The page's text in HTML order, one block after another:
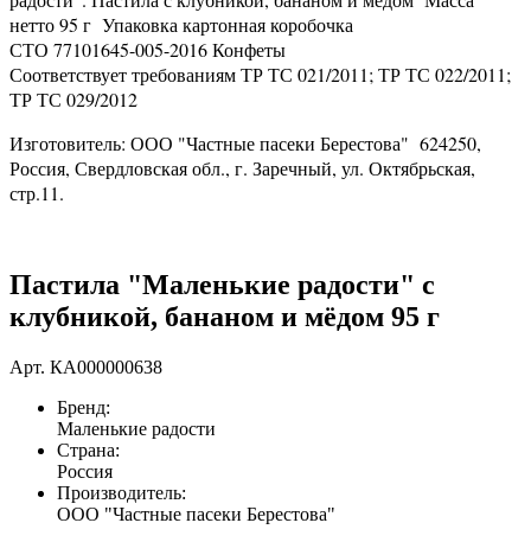
нетто 95 г Упаковка картонная коробочка
СТО 77101645-005-2016 Конфеты
Соответствует требованиям ТР ТС 021/2011; ТР ТС 022/2011;
ТР ТС 029/2012
Изготовитель: ООО "Частные пасеки Берестова" 624250,
Россия, Свердловская обл., г. Заречный, ул. Октябрьская,
стр.11.
Пастила "Маленькие радости" с
клубникой, бананом и мёдом 95 г
Арт. КА000000638
Бренд:
Маленькие радости
Страна:
Россия
Производитель:
ООО "Частные пасеки Берестова"